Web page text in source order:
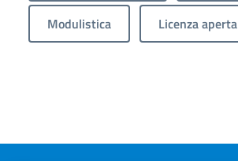
Modulistica Licenza aperta